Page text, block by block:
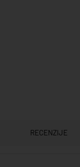
RECENZIJE